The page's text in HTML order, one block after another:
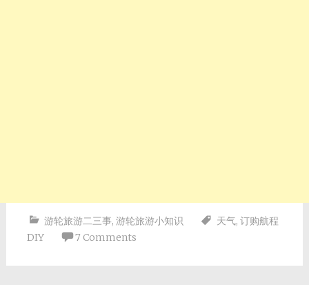
游轮旅游二三事, 游轮旅游小知识 天气, 订购航程
DIY
7 Comments